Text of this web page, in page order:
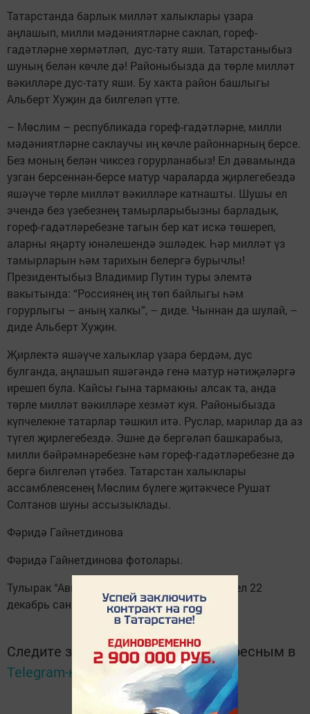
Татарстанда барлык милләт халыклары үзара
аңлашып, милли мәдәниятләрне саклап, гореф-
гадәтләрне хөрмәтләп, дус-тату яши. Татарстаныбыз
шуның белән көчле дә! Районыбызда да төрле милләт
вәкилләре дус-тату яши. Бу хакта район башлыгы
Альберт Хуҗин да билгеләп үтте.
– Мөслим – республикада гореф-гадәтләрне, милли
мәдәниятләрне саклаучы иң көчле районнарның берсе.
Без моның белән чиксез горурланабыз! Ел дәвамында
узган берсеннән-берсе матур чараларда җирлегебездә
яшәүче төрле милләт вәкилләре катнашты. Шушы ел
эчендә без үзебезнең тамырларыбызны барладык,
гореф-гадәтләребезне тагын бер кат искә төшереп,
аларны яңарту юнәлешендә эшләдек. Һәр милләт үз
тамырларын һәм тарихын белергә бурычлы!
Президентыбыз Владимир Путин туры элемтә
вакытында: “Россиянең иң төп байлыгы һәм
горурлыгы – аның халкы”, – диде. Чыннан да шулай, –
диде Альберт Хуҗин.
Җирлектә яшәүче халыклар үзара бердәм, дус
булганда, аңлашып яшәгәндә генә матур нәтиҗәләргә
ирешеп була. Кайсы гына тармакны алсак та, анда
төрле милләт вәкилләре хезмәт куя. Районыбызда
күпчелекне татарлар тәшкил итә. Руслар, марилар да аз
түгел җирлегебездә. Эшне дә бергәләп башкарабыз,
милли бәйрәмнәребезне һәм гореф-гадәтләребезне дә
бергә билгеләп үтәбез. Татарстан халыклары
ассамблеясенең Мөслим бүлеге җитәкчесе Рушат
Солтанов шуны ассызыклады.
Фәридә Гайнетдинова
Фәридә Гайнетдинова фотолары.
Тулырак “Авыл утлары” газетасының 2023 ел 22
декабрь санында укыгыз.
Следите за самым важным и интересным в
Telegram-канале
Татмедиа